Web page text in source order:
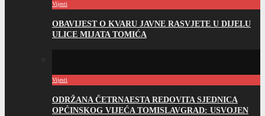
Vijesti
OBAVIJEST O KVARU JAVNE RASVJETE U DIJELU
ULICE MIJATA TOMIĆA
Vijesti
ODRŽANA ČETRNAESTA REDOVITA SJEDNICA
OPĆINSKOG VIJEĆA TOMISLAVGRAD: USVOJEN